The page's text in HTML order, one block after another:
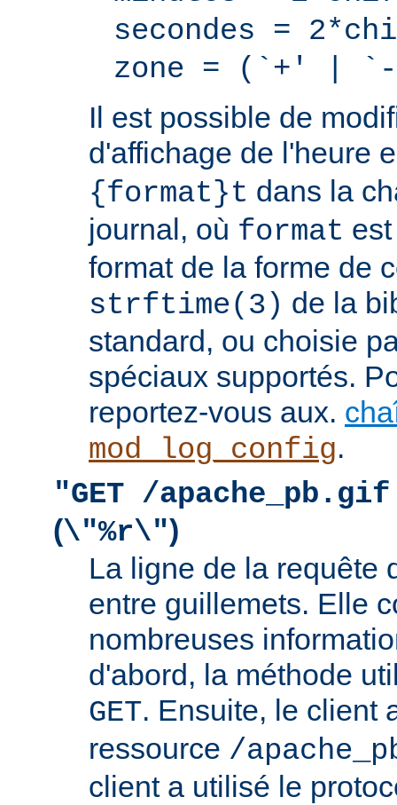
secondes =
zone = (`+' |
Il est possible de
d'affichage de l'heure
{format}t dans la
journal, où format
format de la forme de
strftime(3) de la
standard, ou choisie
spéciaux supportés.
reportez-vous aux.
mod_log_config.
"GET /
(\"%r\")
La ligne de la requête
entre guillemets. Elle
nombreuses
d'abord, la méthode
GET. Ensuite, le client
ressource /
client a utilisé le